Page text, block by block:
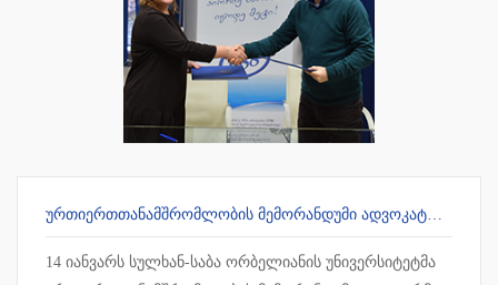
ᲣᲠᲗᲘᲔᲠᲗᲗᲐᲜᲐᲛᲨᲠᲝᲛᲚᲝᲑᲘᲡ ᲛᲔᲛᲝᲠᲐᲜᲓᲣᲛᲘ ᲐᲓᲕᲝᲙᲐᲢᲗᲐ ᲡᲐᲙᲕᲐᲚᲘᲤᲘᲙᲐᲪᲘᲝ ᲒᲐᲛᲝᲪᲓᲔᲑᲘᲡ ᲛᲝᲡᲐᲛᲖᲐᲓᲔᲑᲔᲚ ᲪᲔᲜᲢᲠᲗᲐᲜ
14 იანვარს სულხან-საბა ორბელიანის უნივერსიტეტმა